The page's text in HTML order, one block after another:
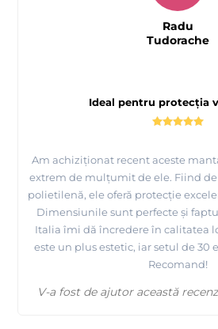
Ideal pentru protecția
Am achiziționat recent aceste
extrem de mulțumit de ele. Fiind
polietilenă, ele oferă protecție
Dimensiunile sunt perfecte și
Italia îmi dă încredere în calitatea
este un plus estetic, iar setul de 30
Recomand!
Radu
Tudorache
V-a fost de ajutor această